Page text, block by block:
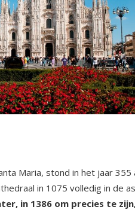
Maria, stond in het jaar 355
in 1075 volledig in de as
in 1386 om precies te